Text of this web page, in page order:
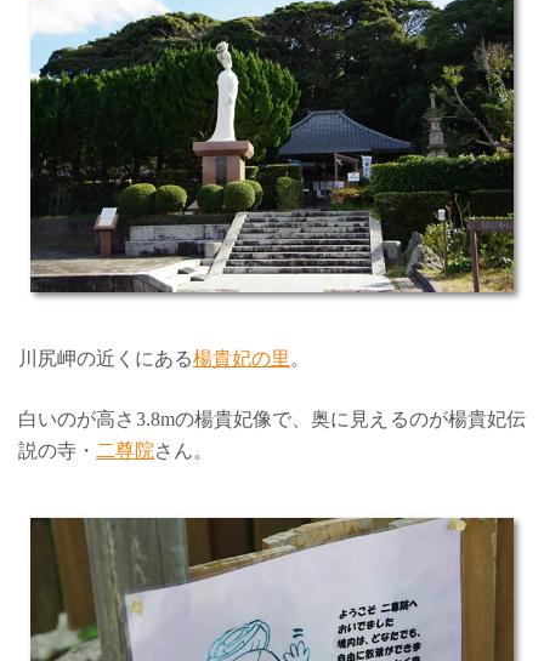
川尻岬の近くにある楊貴妃の里 。
白いのが高さ3.8mの楊貴妃像で、奥に見えるのが楊貴妃伝
説の寺・ 二尊院さん。